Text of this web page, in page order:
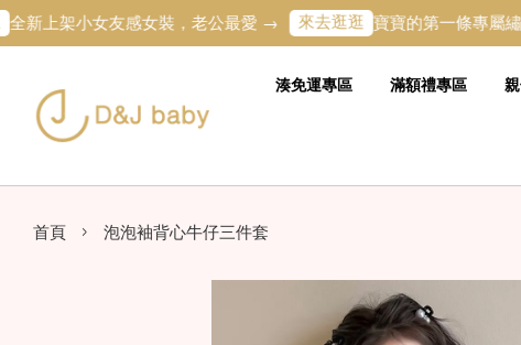
小女友感女裝，老公最愛 → 來去逛逛 寶寶的第一條專屬繡名字奶
湊免運專區 滿額禮專區
首頁 › 泡泡袖背心牛仔三件套